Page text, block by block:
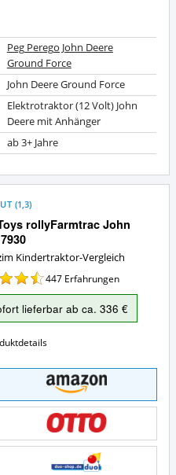
Peg Perego John Deere
Ground Force
John Deere Ground Force
Elektrotraktor (12 Volt) John
Deere mit Anhänger
ab 3+ Jahre
rollyFarmtrac John
(1,3)
im Kindertraktor-Vergleich
447 Erfahrungen
lieferbar ab ca. 336 €